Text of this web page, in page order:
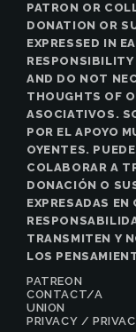
PATRON OR
DONATION OR
EXPRESSED IN
AND DO NOT
THOUGHTS OF
ASOCIATIVOS.
POR EL APOYO
OYENTES.
COLABORAR A
DONACIÓN O
EXPRESADAS EN
TRANSMITEN Y
LOS
PATREON
CONTACT/A
UNION
PRIVACY /